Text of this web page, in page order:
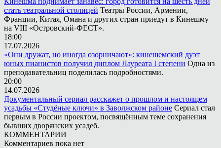
стать театральной столицей Театры России, Армении,
Франции, Китая, Омана и других стран приедут в Кинешму
на VIII «Островский-ФЕСТ».
18:00
17.07.2026
«Они дружат, но иногда озорничают»: кинешемский дуэт
юных пианистов получил диплом Лауреата I степени Одна из
преподавательниц поделилась подробностями.
20:00
14.07.2026
Документальный сериал расскажет о прошлом и настоящем
усадьбы «Студёные ключи» в Заволжском районе Сериал стал
первым в России проектом, посвящённым теме сохранения
бывших дворянских усадеб.
КОММЕНТАРИИ
Комментариев пока нет